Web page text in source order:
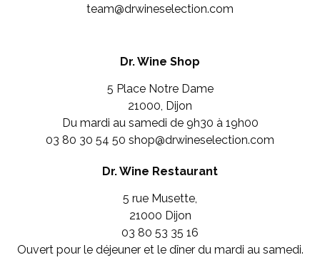
team@drwineselection.com
Dr. Wine Shop
5 Place Notre Dame
21000, Dijon
Du mardi au samedi de 9h30 à 19h00
03 80 30 54 50 shop@drwineselection.com
Dr. Wine Restaurant
5 rue Musette,
21000 Dijon
03 80 53 35 16
Ouvert pour le déjeuner et le dîner du mardi au samedi.